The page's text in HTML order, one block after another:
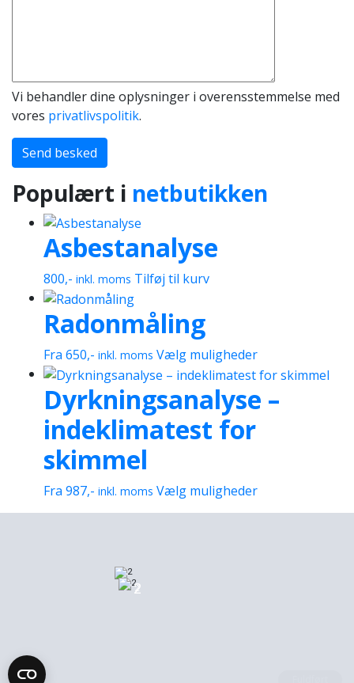
Vi behandler dine oplysninger i overensstemmelse med
vores privatlivspolitik.
Send besked
Populært i netbutikken
Asbestanalyse
800,- inkl. moms Tilføj til kurv
Radonmåling
Fra 650,- inkl. moms Vælg mulighederDette
vare
har
flere
vælges
Dyrkningsanalyse –
indeklimatest for
skimmel
Fra 987,- inkl. moms Vælg mulighederDette
vare
2
2